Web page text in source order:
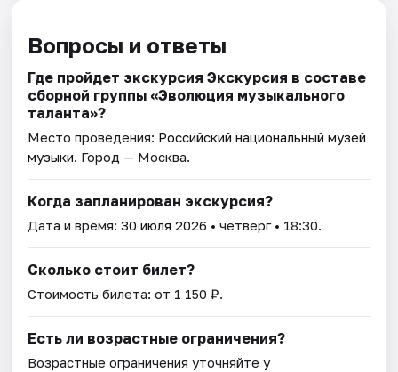
Вопросы и ответы
Где пройдет экскурсия Экскурсия в составе
сборной группы «Эволюция музыкального
талантa»?
Место проведения: Российский национальный музей
музыки. Город — Москва.
Когда запланирован экскурсия?
Дата и время:30 июля 2026 • четверг • 18:30.
Сколько стоит билет?
Стоимость билета: от 1 150 ₽.
Есть ли возрастные ограничения?
Возрастные ограничения уточняйте у